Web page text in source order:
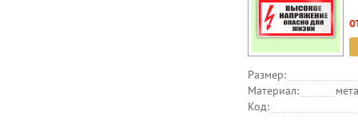
Размер:
Материал:
Код: